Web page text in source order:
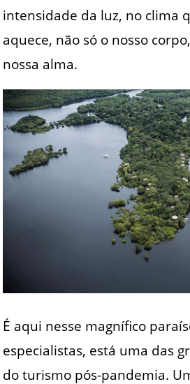
intensidade da luz, no clima
aquece, não só o nosso
nossa alma.
É aqui nesse magnífico
especialistas, está uma das
do turismo pós-pandemia.